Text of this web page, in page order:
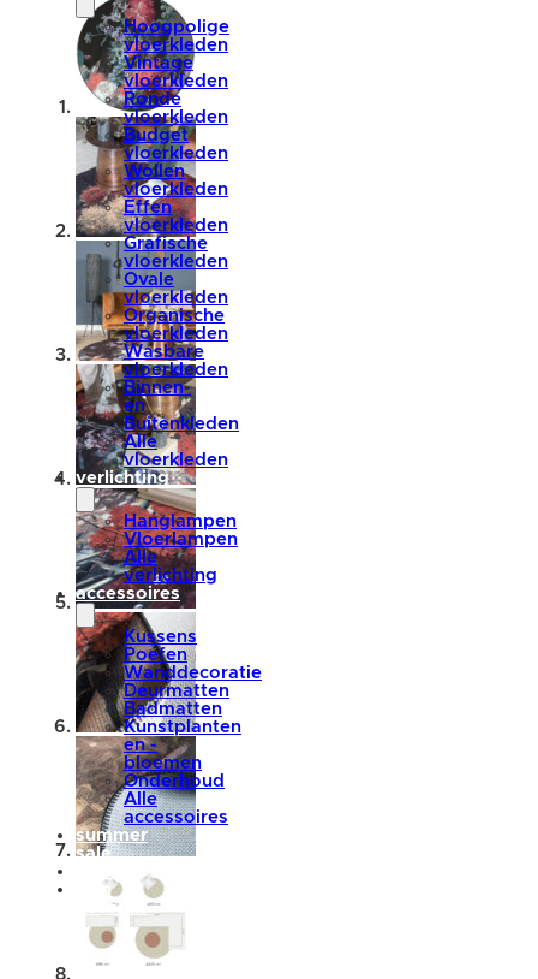
Hoogpolige
vloerkleden
Vintage
vloerkleden
Ronde
vloerkleden
Budget
vloerkleden
Wollen
vloerkleden
Effen
vloerkleden
Grafische
vloerkleden
Ovale
vloerkleden
Organische
vloerkleden
Wasbare
vloerkleden
Binnen-
en
Buitenkleden
Alle
vloerkleden
verlichting
Hanglampen
Vloerlampen
Alle
verlichting
accessoires
Kussens
Poefen
Wanddecoratie
Deurmatten
Badmatten
Kunstplanten
en -
bloemen
Onderhoud
Alle
accessoires
summer
sale
Mijn
account